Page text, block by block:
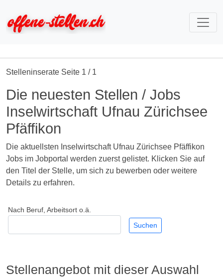
Stelleninserate Seite 1 / 1
Die neuesten Stellen / Jobs
Inselwirtschaft Ufnau Zürichsee
Pfäffikon
Die aktuellsten Inselwirtschaft Ufnau Zürichsee Pfäffikon
Jobs im Jobportal werden zuerst gelistet. Klicken Sie auf
den Titel der Stelle, um sich zu bewerben oder weitere
Details zu erfahren.
Nach Beruf, Arbeitsort o.ä.
Stellenangebot mit dieser Auswahl